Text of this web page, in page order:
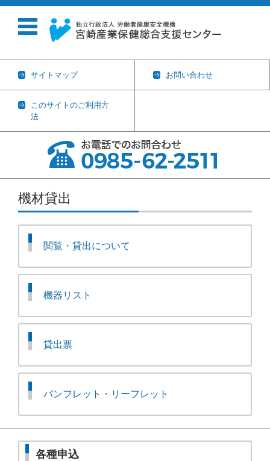
サイトマップ お問い合わせ
このサイトのご利用方
法
コンテンツに移動
機材貸出
閲覧・貸出について
機器リスト
貸出票
パンフレット・リーフレット
各種申込